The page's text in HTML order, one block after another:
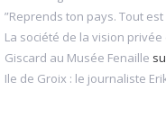
”Reprends ton pays. Tout est
La société de la vision privée
Giscard au Musée Fenaille
Ile de Groix : le journaliste